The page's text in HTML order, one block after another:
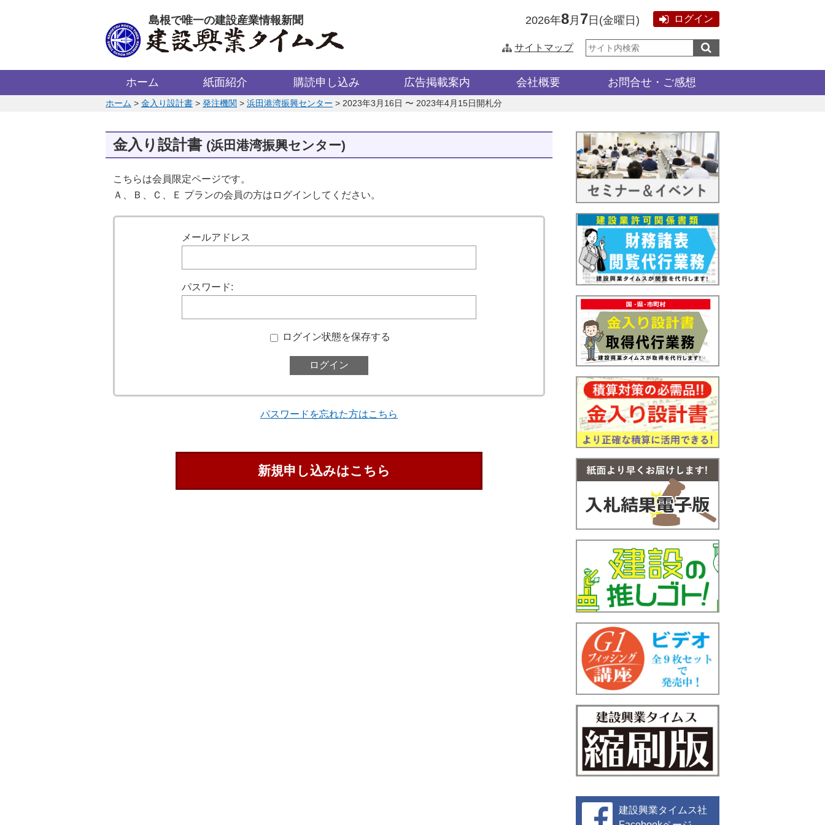
島根で唯一の建設産業情報新聞 2026年8月 7 日 (金曜日 ) ログイン
サイトマップ
サ
イ
内
ホーム 紙面紹介 購読申し込み 広告掲載案内 会社概要 お問合せ・ご感想
このページの位置:
ホーム > 金入り設計書 > 発注機関 > 浜田港湾振興センター > 2023年3月16日 〜 2023年4月15日開札分
金入り設計書 (浜田港湾振興センター)
こちらは会員限定ページです。
Ａ、Ｂ、Ｃ、Ｅ プランの会員の方はログインしてください。
メールアドレス
パスワード:
ログイン状態を保存する
パスワードを忘れた方はこちら
新規申し込みはこちら
建設興業タイムス社